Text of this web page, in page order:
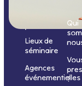
prestations
Lieux de
séminaire
Agences
événementielles
Qui
?